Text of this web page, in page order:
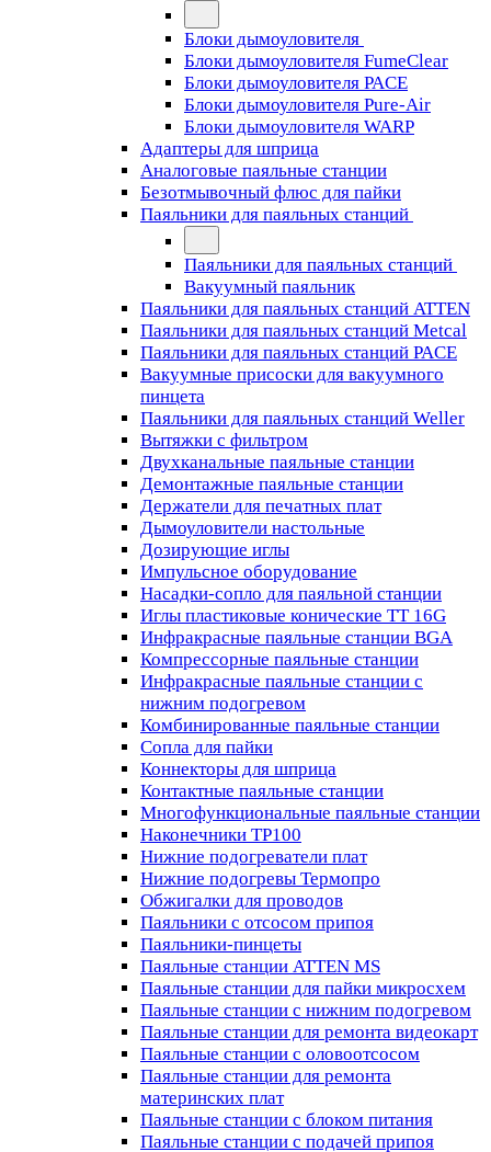
Блоки дымоуловителя
Блоки дымоуловителя FumeClear
Блоки дымоуловителя PACE
Блоки дымоуловителя Pure-Air
Блоки дымоуловителя WARP
Адаптеры для шприца
Аналоговые паяльные станции
Безотмывочный флюс для пайки
Паяльники для паяльных станций
Паяльники для паяльных станций
Вакуумный паяльник
Паяльники для паяльных станций ATTEN
Паяльники для паяльных станций Metcal
Паяльники для паяльных станций PACE
Вакуумные присоски для вакуумного
пинцета
Паяльники для паяльных станций Weller
Вытяжки с фильтром
Двухканальные паяльные станции
Демонтажные паяльные станции
Держатели для печатных плат
Дымоуловители настольные
Дозирующие иглы
Импульсное оборудование
Насадки-сопло для паяльной станции
Иглы пластиковые конические TT 16G
Инфракрасные паяльные станции BGA
Компрессорные паяльные станции
Инфракрасные паяльные станции с
нижним подогревом
Комбинированные паяльные станции
Сопла для пайки
Коннекторы для шприца
Контактные паяльные станции
Многофункциональные паяльные станции
Наконечники TP100
Нижние подогреватели плат
Нижние подогревы Термопро
Обжигалки для проводов
Паяльники с отсосом припоя
Паяльники-пинцеты
Паяльные станции ATTEN MS
Паяльные станции для пайки микросхем
Паяльные станции с нижним подогревом
Паяльные станции для ремонта видеокарт
Паяльные станции с оловоотсосом
Паяльные станции для ремонта
материнских плат
Паяльные станции с блоком питания
Паяльные станции с подачей припоя